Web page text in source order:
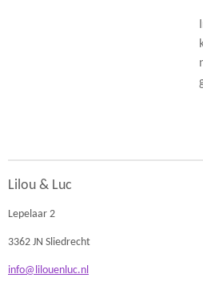
Lilou & Luc
Lepelaar 2
3362 JN Sliedrecht
info@lilouenluc.nl